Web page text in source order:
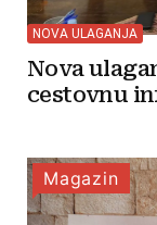
NOVA ULAGANJA
Nova
cestovnu
Magazin